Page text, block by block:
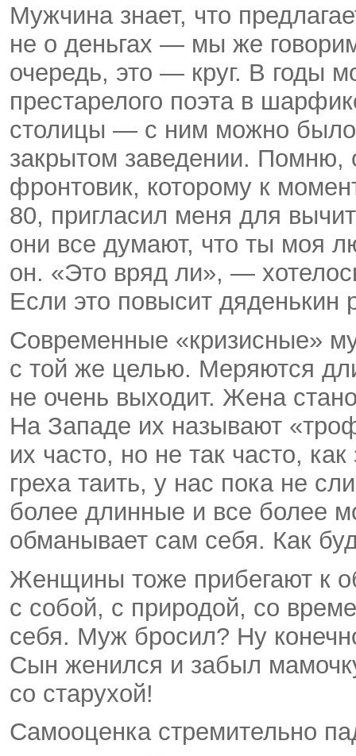
Мужчина знает, что
не о деньгах — мы же
очередь, это — круг. В годы
престарелого поэта в
столицы — с ним можно было
закрытом заведении. Помню,
фронтовик, которому к
80, пригласил меня для
они все думают, что ты моя
он. «Это вряд ли», —
Если это повысит дяденькин
Современные «кризисные»
с той же целью. Меряются
не очень выходит. Жена
На Западе их называют
их часто, но не так часто,
греха таить, у нас пока не
более длинные и все более
обманывает сам себя. Как
Женщины тоже прибегают к
с собой, с природой, со
себя. Муж бросил? Ну
Сын женился и забыл
со старухой!
Самооценка стремительно